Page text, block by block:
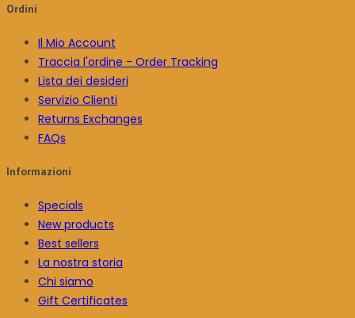
Ordini
Il Mio Account
Traccia l'ordine - Order Tracking
Lista dei desideri
Servizio Clienti
Returns Exchanges
FAQs
Informazioni
Specials
New products
Best sellers
La nostra storia
Chi siamo
Gift Certificates